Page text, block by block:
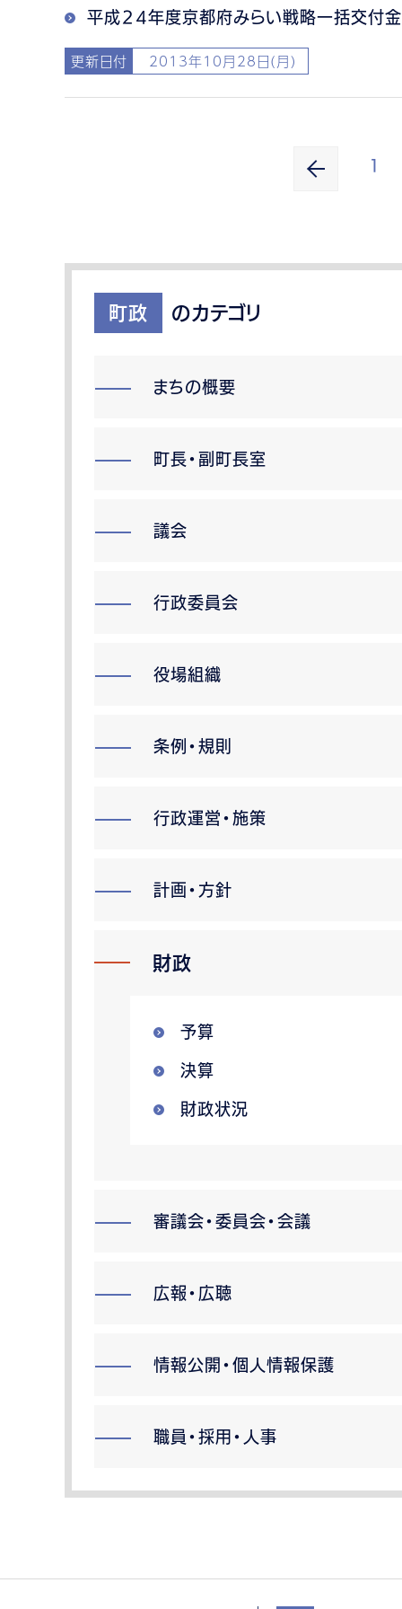
平成２４年度京都府みらい戦略一括交付金
更新日付 2013年10月28日(月)
1
町政 のカテゴリ
まちの概要
町長・副町長室
議会
行政委員会
役場組織
条例・規則
行政運営・施策
計画・方針
財政
予算
決算
財政状況
審議会・委員会・会議
広報・広聴
情報公開・個人情報保護
職員・採用・人事